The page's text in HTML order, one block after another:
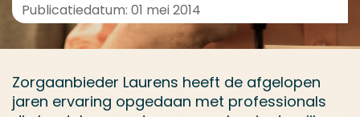
Publicatiedatum: 01 mei 2014
Zorgaanbieder Laurens heeft de afgelopen
jaren ervaring opgedaan met professionals